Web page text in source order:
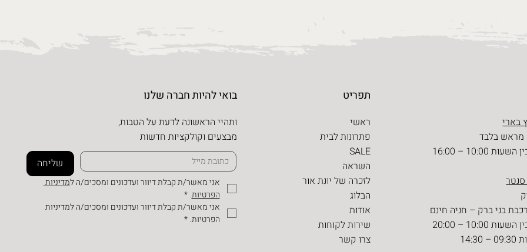
בארי
מראש בלבד
10:00 – 16:00
סנטר
בני ברק – חניה חינם
10:00 – 20:00
תפריט
ראשי
פתרונות לבית
SALE
השראה
לזכרה של יונת אור
הבלוג
אודות
שירות לקוחות
צרו קשר
בואי להיות חברה שלנו
ותהיי הראשונה לדעת על הטבות,
מבצעים וקולקציות חדשות
שליחה
אני מאשר/ת קבלת דיוור ועדכונים ומסכים/ה ל
מדיניות
הפרטיות.
*
הפרטיות. *